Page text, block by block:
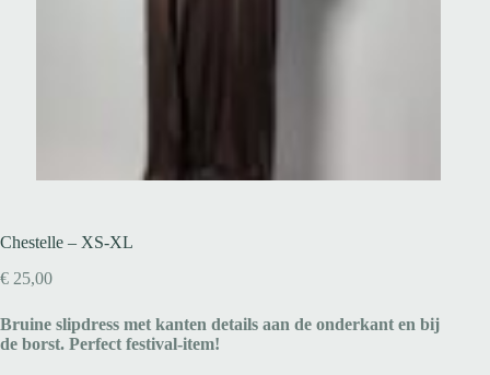
Chestelle – XS-XL
€ 25,00
Bruine slipdress met kanten details aan de onderkant en bij
de borst. Perfect festival-item!